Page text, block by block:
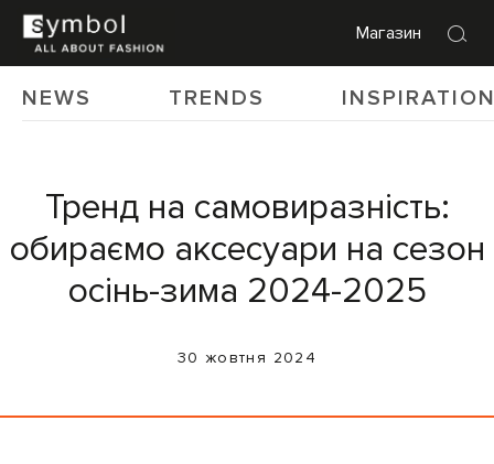
Магазин
NEWS TRENDS
Тренд на самовиразність:
обираємо аксесуари на сезон
осінь-зима 2024-2025
30 жовтня 2024